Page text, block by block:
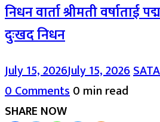
निधन वार्ता श्रीमती वर्षाताई
दुःखद निधन
July 15, 2026July 15, 2026
0 Comments0 min read
SHARE NOW